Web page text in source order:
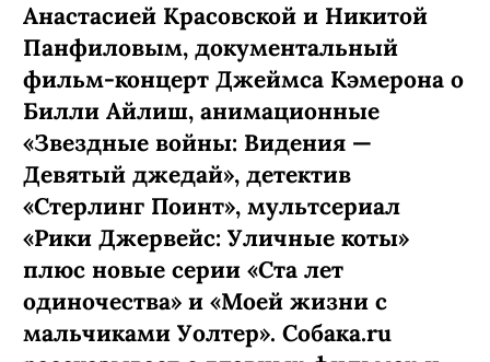
Анастасией Красовской и Никитой
Панфиловым, документальный
фильм-концерт Джеймса Кэмерона о
Билли Айлиш, анимационные
«Звездные войны: Видения —
Девятый джедай», детектив
«Стерлинг Поинт», мультсериал
«Рики Джервейс: Уличные коты»
плюс новые серии «Ста лет
одиночества» и «Моей жизни с
мальчиками Уолтер». Собака.ru